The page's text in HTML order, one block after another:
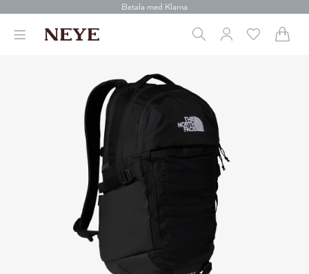
Betala med Klarna
Leverans 1-4 arbetsdagar
Gratis frakt över 699 kr.
Betala med Klarna